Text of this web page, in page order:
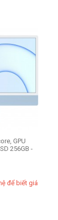
GPU
256GB -
để biết giá